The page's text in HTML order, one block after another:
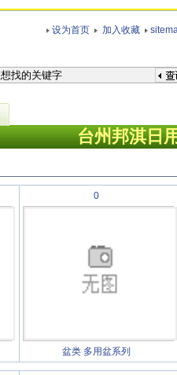
设为首页 加入收藏
台州邦淇日用
0
盆类 多用盆系列